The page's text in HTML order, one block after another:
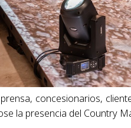
concesionarios,
la presencia del Country